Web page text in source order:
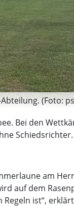
(Foto:
Bei den
am
auf dem
ist“,